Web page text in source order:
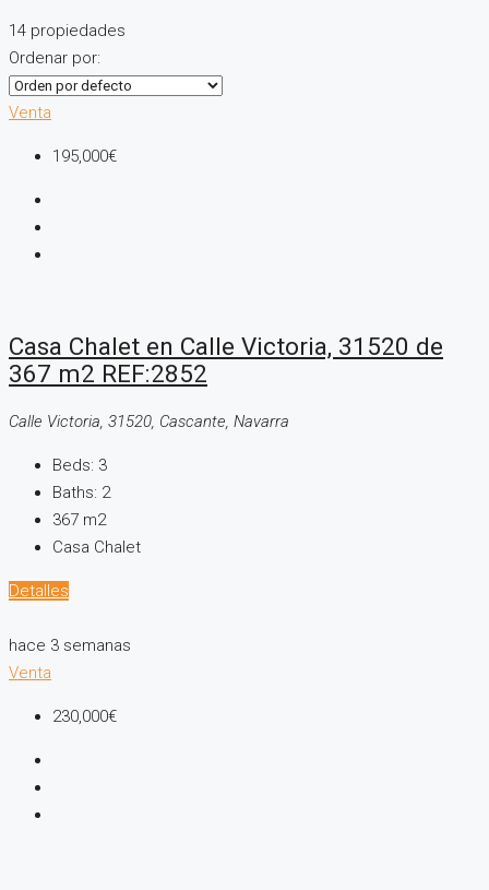
14 propiedades
Ordenar por:
Venta
195,000€
Casa Chalet en Calle Victoria, 31520 de
367 m2 REF:2852
Calle Victoria, 31520, Cascante, Navarra
Beds: 3
Baths: 2
367 m2
Casa Chalet
Detalles
hace 3 semanas
Venta
230,000€